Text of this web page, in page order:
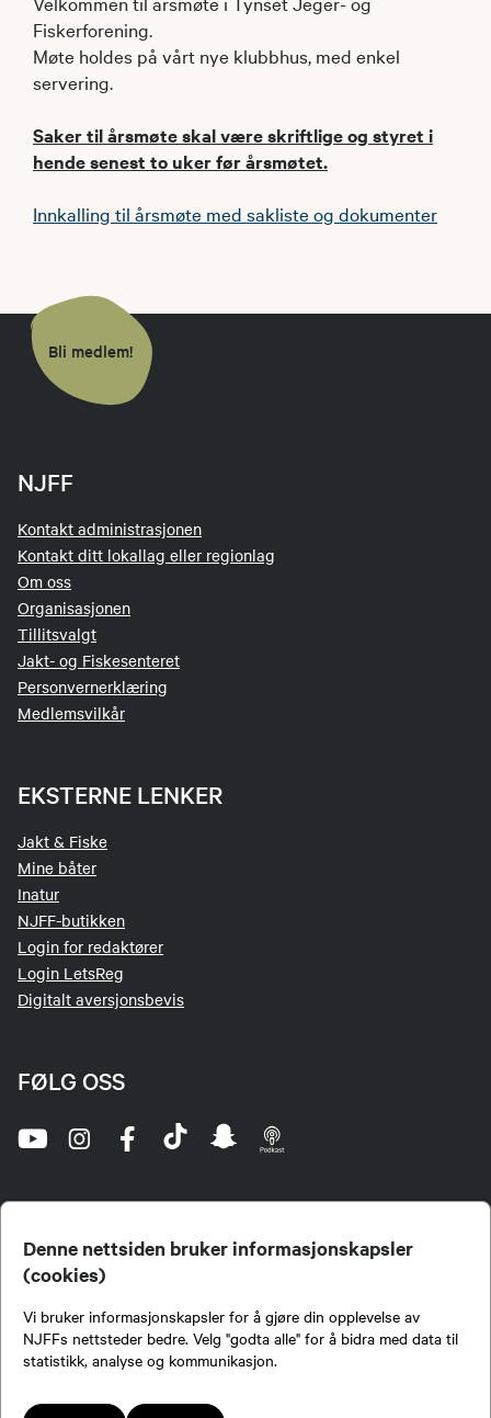
Denne nettsiden bruker informasjonskapsler
(cookies)
Vi bruker informasjonskapsler for å gjøre din opplevelse av
NJFFs nettsteder bedre. Velg "godta alle" for å bidra med data til
statistikk, analyse og kommunikasjon.
Fiskerforening.
Møte holdes på vårt nye klubbhus, med enkel
servering.
Saker til årsmøte skal være skriftlige og styret i
hende senest to uker før årsmøtet.
Innkalling til årsmøte med sakliste og dokumenter
Bli medlem!
NJFF
Kontakt administrasjonen
Kontakt ditt lokallag eller regionlag
Om oss
Organisasjonen
Tillitsvalgt
Jakt- og Fiskesenteret
Personvernerklæring
Medlemsvilkår
EKSTERNE LENKER
Jakt & Fiske
Mine båter
Inatur
NJFF-butikken
Login for redaktører
Login LetsReg
Digitalt aversjonsbevis
FØLG OSS
jegere og sportsfiskere og et av de viktigste miljøene for formidling av kunnskap om jakt og
fiske i Norge. Vi er en partipolitisk nøytral organisasjon, men har et sterkt jakt-, fiske-, og
naturpolitisk engasjement i mange saker.
Lokalforeninger tilsluttet Norges Jeger- og Fiskerforbund har ansvar for innhold de